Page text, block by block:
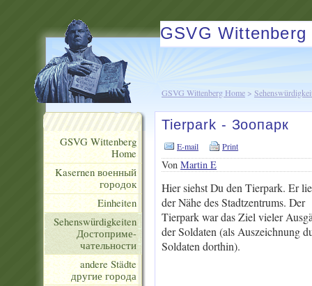
GSVG
GSVG Wittenberg Home >
GSVG Wittenberg
Home
Kasernen военный
городок
Einheiten
Sehenswürdigkeiten
Достоприме-
чательности
andere Städte
другие города
Tierpark - Зоопарк
E-mail Print
Von Martin E
Hier siehst Du den Tierpark. Er
der Nähe des Stadtzentrums. Der
Tierpark war das Ziel vieler
der Soldaten (als Auszeichnung
Soldaten dorthin).